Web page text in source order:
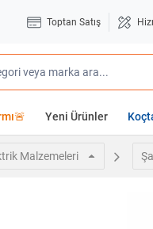
Toptan Satış
Yeni Ürünler
Malzemeleri